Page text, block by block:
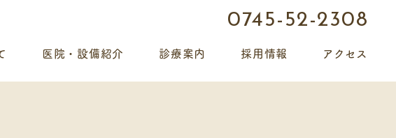
0745-52-2308
医院・設備紹介 診療案内 採用情報 アクセス